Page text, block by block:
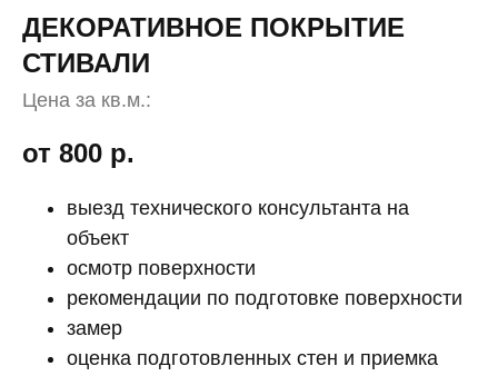
ДЕКОРАТИВНОЕ ПОКРЫТИЕ
СТИВАЛИ
Цена за кв.м.:
от 800 р.
выезд технического консультанта на
объект
осмотр поверхности
рекомендации по подготовке поверхности
замер
оценка подготовленных стен и приемка